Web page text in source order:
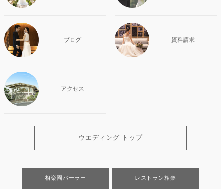
ブログ 資料請求
アクセス
ウエディング トップ
相楽園パーラー レストラン相楽